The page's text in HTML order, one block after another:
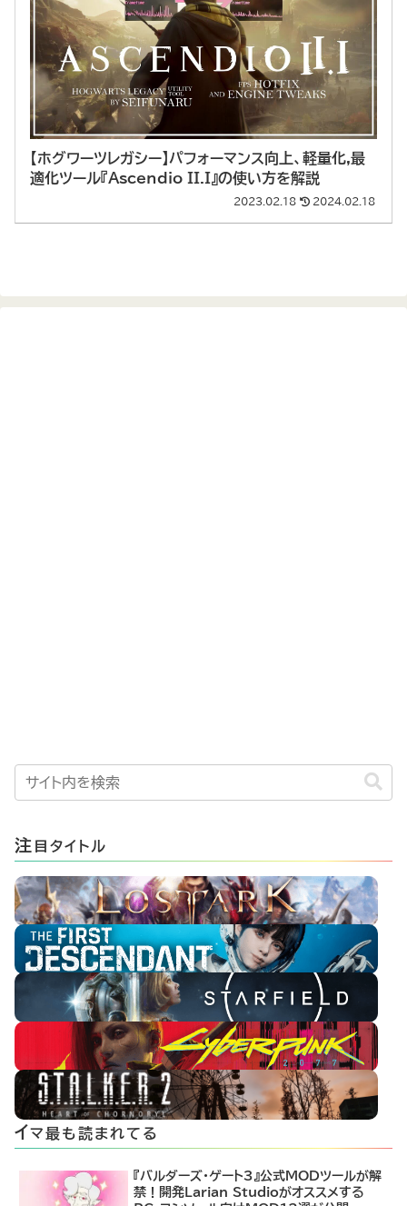
【ホグワーツレガシー】パフォーマンス向上、軽量化,最
適化ツール『Ascendio II.I』の使い方を解説
2023.02.18 2024.02.18
注 目タイトル
イマ最も読まれてる
『バルダーズ・ゲート3』公式MODツールが解
禁！開発Larian Studioがオススメする